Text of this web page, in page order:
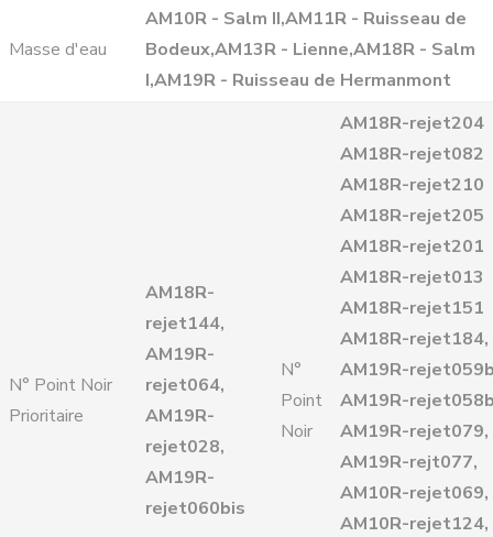
Masse d'eau
AM10R - Salm II,AM11R - Ruisseau de
Bodeux,AM13R - Lienne,AM18R - Salm
I,AM19R - Ruisseau de Hermanmont
N° Point Noir
Prioritaire
AM18R-
rejet144,
AM19R-
rejet064,
AM19R-
rejet028,
AM19R-
rejet060bis
N°
Point
Noir
AM18R-rejet204
AM18R-rejet082
AM18R-rejet210
AM18R-rejet205
AM18R-rejet201
AM18R-rejet013
AM18R-rejet151
AM18R-rejet184,
AM19R-
AM19R-
AM19R-rejet079,
AM19R-rejt077,
AM10R-rejet069,
AM10R-rejet124,